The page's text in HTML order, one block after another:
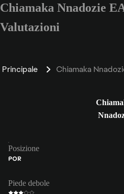
Inserisci un minimo di
Chiamaka Nnadozie
Valutazioni
Principale Chiamaka
Posizione
POR
Piede debole